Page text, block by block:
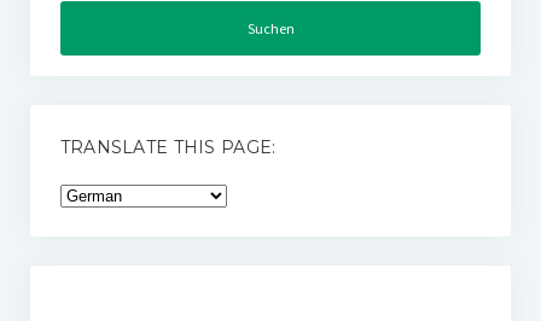
TRANSLATE THIS PAGE: